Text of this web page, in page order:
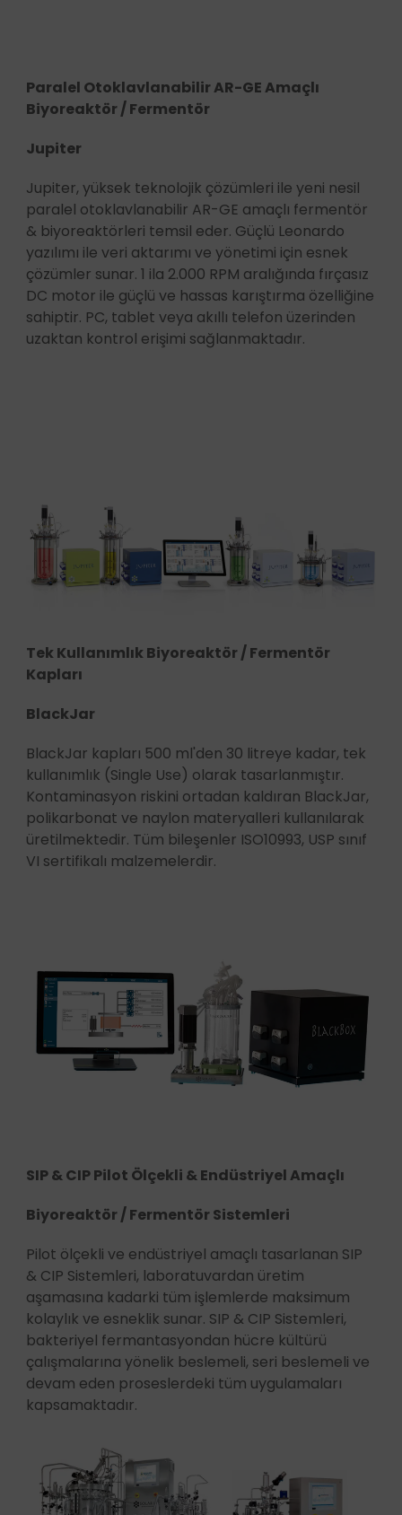
Paralel Otoklavlanabilir AR-GE Amaçlı
Biyoreaktör / Fermentör
Jupiter
Jupiter, yüksek teknolojik çözümleri ile yeni nesil
paralel otoklavlanabilir AR-GE amaçlı fermentör
& biyoreaktörleri temsil eder. Güçlü Leonardo
yazılımı ile veri aktarımı ve yönetimi için esnek
çözümler sunar. 1 ila 2.000 RPM aralığında fırçasız
DC motor ile güçlü ve hassas karıştırma özelliğine
sahiptir. PC, tablet veya akıllı telefon üzerinden
uzaktan kontrol erişimi sağlanmaktadır.
Tek Kullanımlık Biyoreaktör / Fermentör
Kapları
BlackJar
BlackJar kapları 500 ml'den 30 litreye kadar, tek
kullanımlık (Single Use) olarak tasarlanmıştır.
Kontaminasyon riskini ortadan kaldıran BlackJar,
polikarbonat ve naylon materyalleri kullanılarak
üretilmektedir. Tüm bileşenler ISO10993, USP sınıf
VI sertifikalı malzemelerdir.
SIP & CIP Pilot Ölçekli & Endüstriyel Amaçlı
Biyoreaktör / Fermentör Sistemleri
Pilot ölçekli ve endüstriyel amaçlı tasarlanan SIP
& CIP Sistemleri, laboratuvardan üretim
aşamasına kadarki tüm işlemlerde maksimum
kolaylık ve esneklik sunar. SIP & CIP Sistemleri,
bakteriyel fermantasyondan hücre kültürü
çalışmalarına yönelik beslemeli, seri beslemeli ve
devam eden proseslerdeki tüm uygulamaları
kapsamaktadır.